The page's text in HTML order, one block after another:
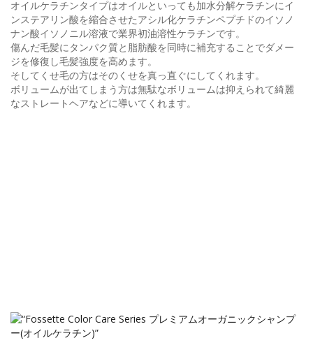
オイルケラチンタイプはオイルといっても加水分解ケラチンにイ
ンステアリン酸を縮合させたアシル化ケラチンペプチドのイソノ
ナン酸イソノニル溶液で業界初油溶性ケラチンです。
傷んだ毛髪にタンパク質と脂肪酸を同時に補充することでダメー
ジを修復し毛髪強度を高めます。
そしてくせ毛の方はそのくせを真っ直ぐにしてくれます。
ボリュームが出てしまう方は無駄なボリュームは抑えられて綺麗
なストレートヘアなどに導いてくれます。